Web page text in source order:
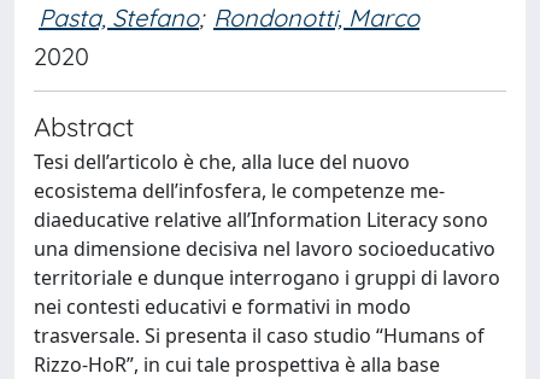
Pasta, Stefano; Rondonotti, Marco
2020
Abstract
Tesi dell’articolo è che, alla luce del nuovo
ecosistema dell’infosfera, le competenze me-
diaeducative relative all’Information Literacy sono
una dimensione decisiva nel lavoro socioeducativo
territoriale e dunque interrogano i gruppi di lavoro
nei contesti educativi e formativi in modo
trasversale. Si presenta il caso studio “Humans of
Rizzo-HoR”, in cui tale prospettiva è alla base